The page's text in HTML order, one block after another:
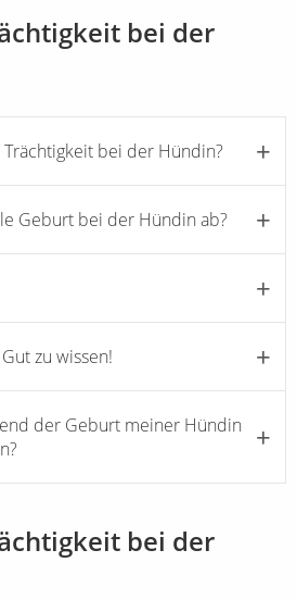
bei der
bei der Hündin?
Geburt bei der Hündin ab?
zu wissen!
der Geburt meiner Hündin
bei der